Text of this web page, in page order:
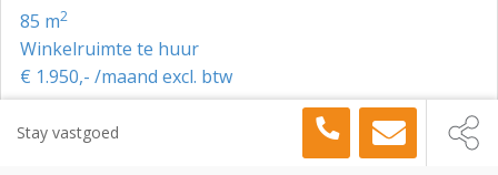
85 m2
Winkelruimte te huur
€ 1.950,- /maand excl. btw
Toon meer panden in de buurt →
Stay vastgoed